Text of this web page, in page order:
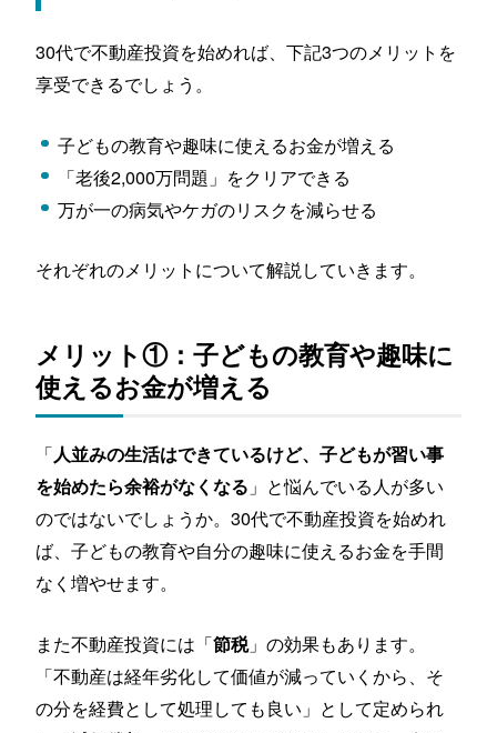
30代で不動産投資を始めれば、下記3つのメリットを
享受できるでしょう。
子どもの教育や趣味に使えるお金が増える
「老後2,000万問題」をクリアできる
万が一の病気やケガのリスクを減らせる
それぞれのメリットについて解説していきます。
メリット①：子どもの教育や趣味に
使えるお金が増える
「人並みの生活はできているけど、子どもが習い事
を始めたら余裕がなくなる 」と悩んでいる人が多い
のではないでしょうか。30代で不動産投資を始めれ
ば、子どもの教育や自分の趣味に使えるお金を手間
なく増やせます。
また不動産投資には「節税」の効果もあります。
「不動産は経年劣化して価値が減っていくから、そ
の分を経費として処理しても良い」として定められ